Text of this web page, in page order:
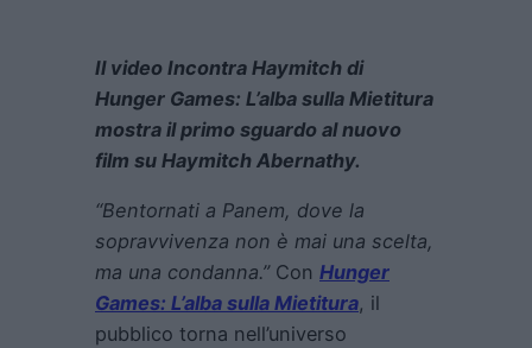
Il video Incontra Haymitch di
Hunger Games: L’alba sulla Mietitura
mostra il primo sguardo al nuovo
film su Haymitch Abernathy.
“Bentornati a Panem, dove la
sopravvivenza non è mai una scelta,
ma una condanna.”Con Hunger
Games: L’alba sulla Mietitura, il
pubblico torna nell’universo